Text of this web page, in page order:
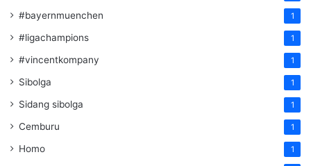
#bayernmuenchen 1
#ligachampions 1
#vincentkompany 1
Sibolga 1
Sidang sibolga 1
Cemburu 1
Homo 1